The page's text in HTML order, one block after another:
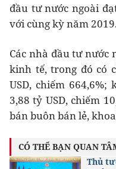
đầu tư nước ngoài
với cùng kỳ năm 2019.
Các nhà đầu tư nước
kinh tế, trong đó có
USD, chiếm
3,88 tỷ USD, chiếm
bán buôn bán lẻ,
CÓ THỂ BẠN QUAN
Thủ